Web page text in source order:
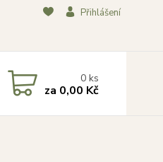
Přihlášení
0ks
za 0,00 Kč